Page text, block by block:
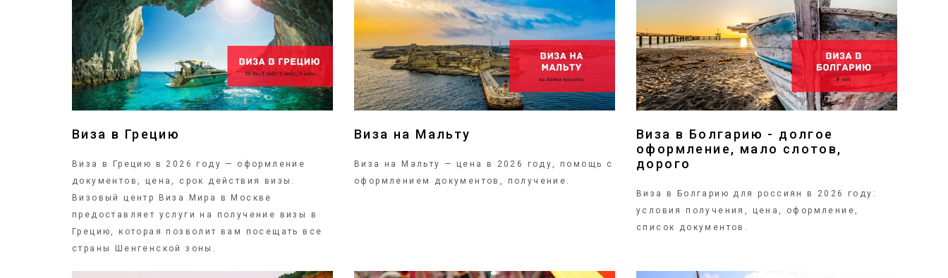
ПОДРОБНЕЕ
Виза в Грецию
Виза в Грецию в 2026 году — оформление
документов, цена, срок действия визы.
Визовый центр Виза Мира в Москве
предоставляет услуги на получение визы в
Грецию, которая позволит вам посещать все
страны Шенгенской зоны.
ПОДРОБНЕЕ
Виза на Мальту
Виза на Мальту — цена в 2026 году, помощь с
оформлением документов, получение.
ПОДРОБНЕЕ
Виза в Болгарию - долгое
оформление, мало слотов,
дорого
Виза в Болгарию для россиян в 2026 году:
условия получения, цена, оформление,
список документов.